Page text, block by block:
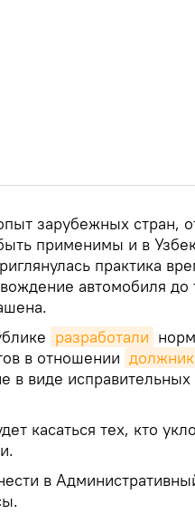
зарубежных стран,
применимы и в
практика
автомобиля до
разработали
в отношении
в виде
касаться тех, кто
в